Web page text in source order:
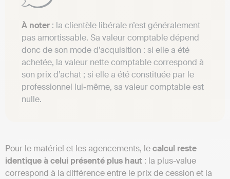
À noter : la clientèle libérale n’est généralement
pas amortissable. Sa valeur comptable dépend
donc de son mode d’acquisition : si elle a été
achetée, la valeur nette comptable correspond à
son prix d’achat ; si elle a été constituée par le
professionnel lui-même, sa valeur comptable est
nulle.
Pour le matériel et les agencements, lecalcul reste
identique à celui présenté plus haut : la plus-value
correspond à la différence entre le prix de cession et la